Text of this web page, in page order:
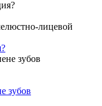
лицевой
зубов